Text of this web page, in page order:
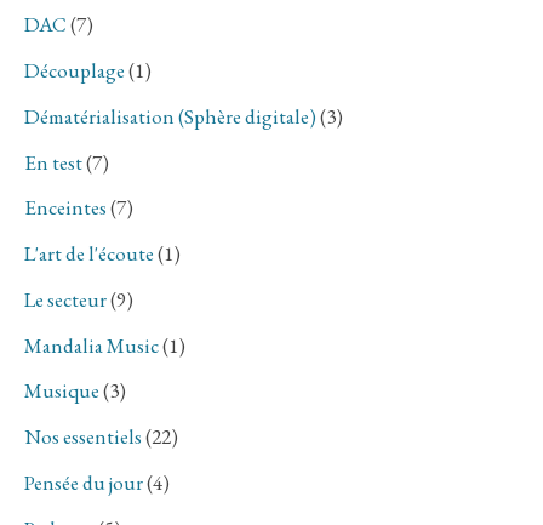
DAC(7)
Découplage(1)
Dématérialisation (Sphère digitale)(3)
En test(7)
Enceintes(7)
L'art de l'écoute(1)
Le secteur(9)
Mandalia Music(1)
Musique(3)
Nos essentiels(22)
Pensée du jour(4)